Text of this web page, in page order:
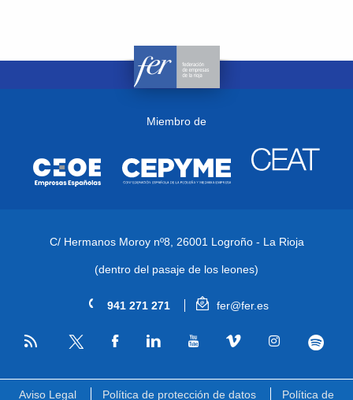
Miembro de
C/ Hermanos Moroy nº8, 26001 Logroño - La Rioja
(dentro del pasaje de los leones)
941 271 271 fer@fer.es
RSS
Aviso Legal Política de protección de datos
Política de